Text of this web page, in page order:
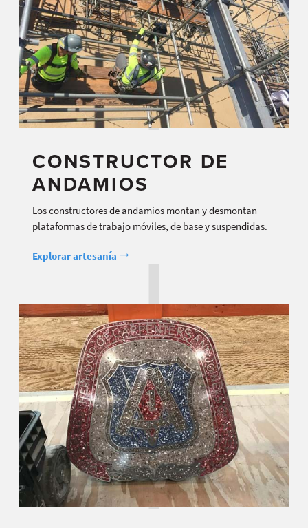
CONSTRUCTOR DE
ANDAMIOS
Los constructores de andamios montan y desmontan
plataformas de trabajo móviles, de base y suspendidas.
Explorar artesanía